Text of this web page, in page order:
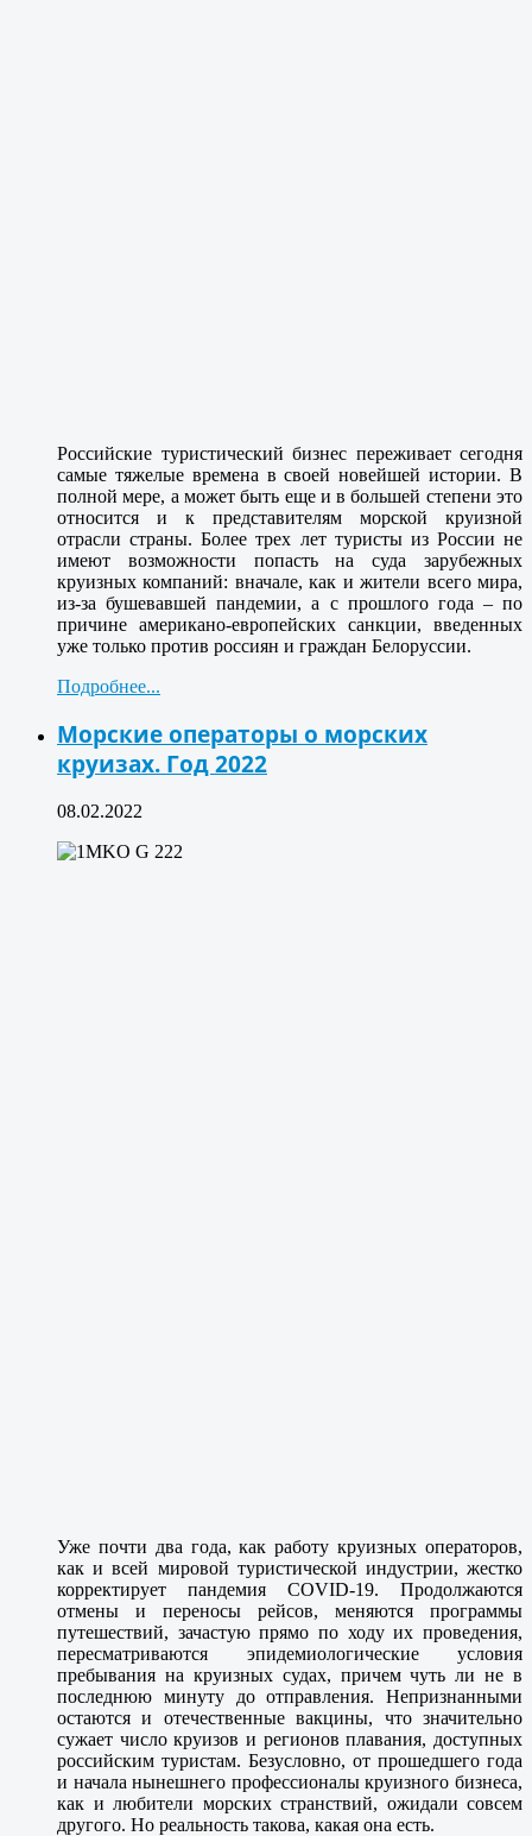
Российские туристический бизнес переживает сегодня
самые тяжелые времена в своей новейшей истории. В
полной мере, а может быть еще и в большей степени это
относится и к представителям морской круизной
отрасли страны. Более трех лет туристы из России не
имеют возможности попасть на суда зарубежных
круизных компаний: вначале, как и жители всего мира,
из-за бушевавшей пандемии, а с прошлого года – по
причине американо-европейских санкции, введенных
уже только против россиян и граждан Белоруссии.
Подробнее...
Морские операторы о морских
круизах. Год 2022
08.02.2022
Уже почти два года, как работу круизных операторов,
как и всей мировой туристической индустрии, жестко
корректирует пандемия COVID-19. Продолжаются
отмены и переносы рейсов, меняются программы
путешествий, зачастую прямо по ходу их проведения,
пересматриваются эпидемиологические условия
пребывания на круизных судах, причем чуть ли не в
последнюю минуту до отправления. Непризнанными
остаются и отечественные вакцины, что значительно
сужает число круизов и регионов плавания, доступных
российским туристам. Безусловно, от прошедшего года
и начала нынешнего профессионалы круизного бизнеса,
как и любители морских странствий, ожидали совсем
другого. Но реальность такова, какая она есть.